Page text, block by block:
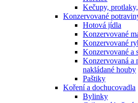
Kečupy,
Konzervované
Hotová jídla
Konzervované
Konzervované
Konzervované a
Konzervovaná a
nakládané houby
Paštiky
Koření a dochucovadla
Bylinky